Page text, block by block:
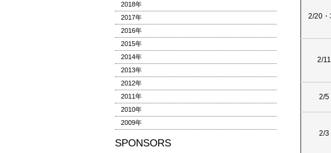
2/20・
2/11
2/5
2/3
2018年
2017年
2016年
2015年
2014年
2013年
2012年
2011年
2010年
2009年
SPONSORS